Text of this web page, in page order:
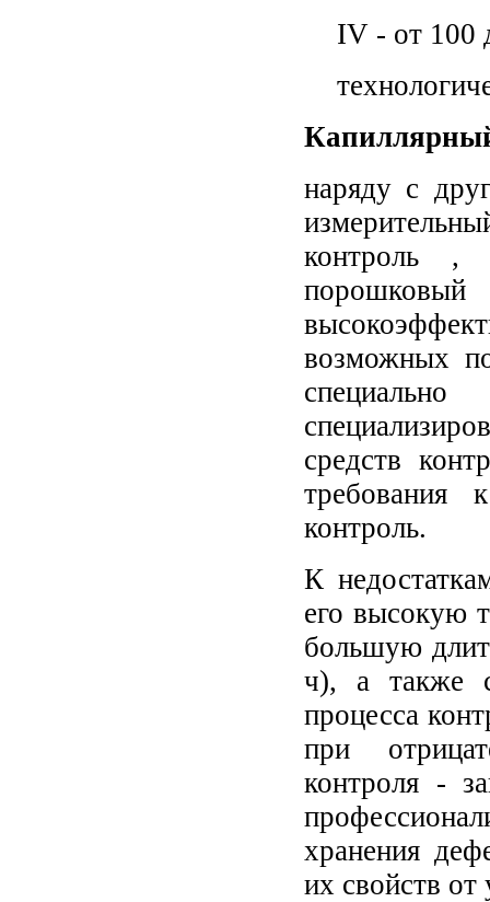
IV - от 100
наряду с
контроль ,
возможных
средств
требования
контроль.
К
его высокую
большую
ч), а также
процесса
при
контроля -
хранения
их свойств от